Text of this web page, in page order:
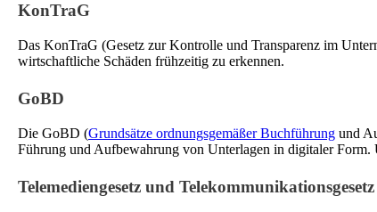
KonTraG
Das KonTraG (Gesetz zur Kontrolle und Transparenz im
wirtschaftliche Schäden frühzeitig zu erkennen.
GoBD
Die GoBD (Grundsätze ordnungsgemäßer Buchführung und
Führung und Aufbewahrung von Unterlagen in digitaler Form.
Telemediengesetz und Telekommunikationsgesetz